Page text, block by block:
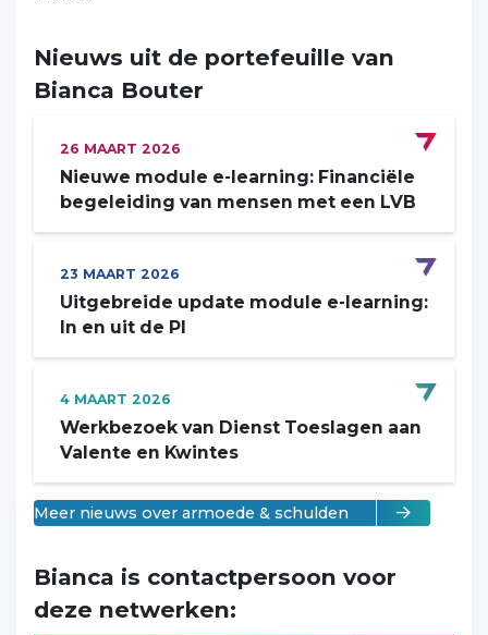
Nieuws uit de portefeuille van
Bianca Bouter
26 MAART 2026
Nieuwe module e-learning: Financiële
begeleiding van mensen met een LVB
23 MAART 2026
Uitgebreide update module e-learning:
In en uit de PI
4 MAART 2026
Werkbezoek van Dienst Toeslagen aan
Valente en Kwintes
Meer nieuws over armoede & schulden
Bianca is contactpersoon voor
deze netwerken: